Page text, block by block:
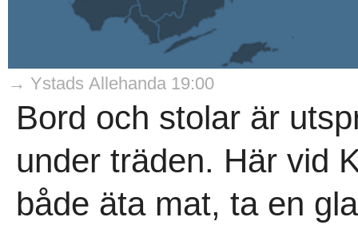
→ Ystads Allehanda 19:00
Bord och stolar är
under träden. Här vid
både äta mat, ta en